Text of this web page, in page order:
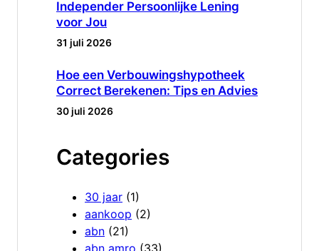
Independer Persoonlijke Lening
voor Jou
31 juli 2026
Hoe een Verbouwingshypotheek
Correct Berekenen: Tips en Advies
30 juli 2026
Categories
30 jaar (1)
aankoop (2)
abn (21)
abn amro (33)